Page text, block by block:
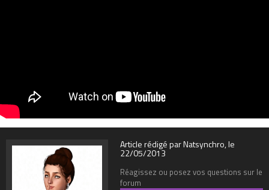
Article rédigé par Natsynchro, le
22/05/2013
Réagissez ou posez vos questions sur le
forum